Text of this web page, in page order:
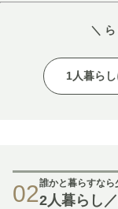
＼
1人暮ら
02誰かと暮らすな
2人暮らし